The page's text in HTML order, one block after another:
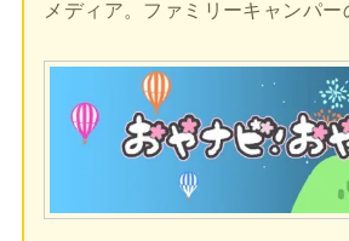
メディア。ファミリーキャンパ